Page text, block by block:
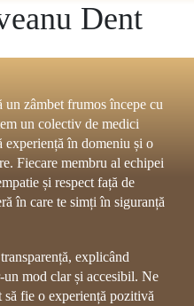
Dent
un zâmbet frumos începe cu
un colectiv de medici
experiență în domeniu și o
Fiecare membru al echipei
și respect față de
în care te simți în siguranță
explicând
un mod clar și accesibil. Ne
fie o experiență pozitivă